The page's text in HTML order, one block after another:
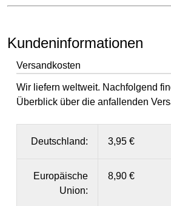
Kundeninformationen
Versandkosten
Wir liefern weltweit. Nachfolgend
Überblick über die anfallenden
Deutschland: 3,95 €
Europäische
Union:
8,90 €